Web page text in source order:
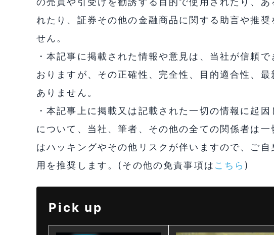
れたり、証券その他の金融商品に関する助言や推
せん。
・本記事に掲載された情報や意見は、当社が信頼
おりますが、その正確性、完全性、目的適合性、
ありません。
・本記事上に掲載又は記載された一切の情報に起
について、当社、筆者、その他の全ての関係者は
はハッキングやその他リスクが伴いますので、ご
用を推奨します。(その他の免責事項は こちら )
Pick up